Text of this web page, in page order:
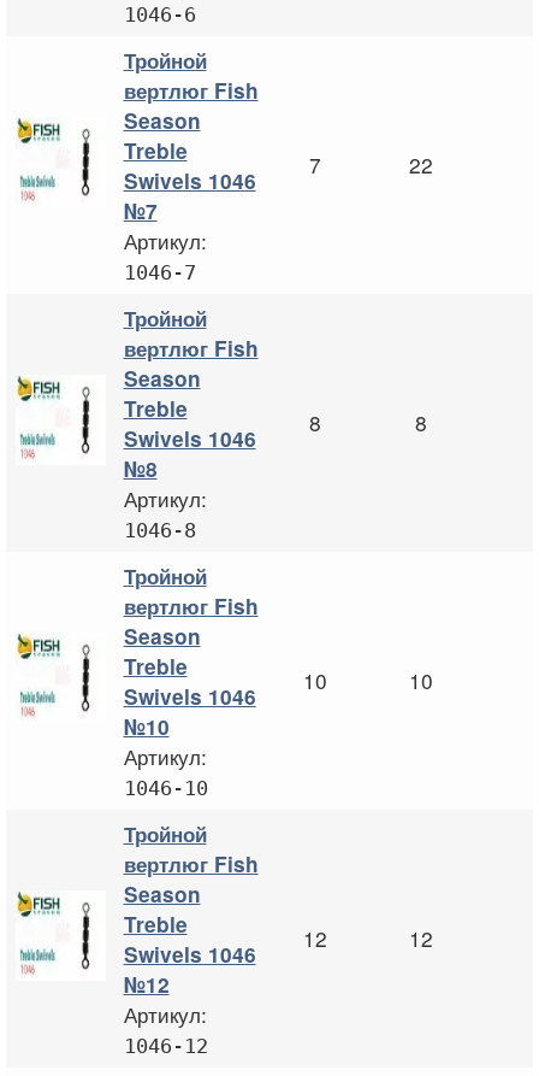
1046-6
Тройной
вертлюг Fish
Season
Treble
Swivels 1046
№7
Артикул:
1046-7
7 22
Тройной
вертлюг Fish
Season
Treble
Swivels 1046
№8
Артикул:
1046-8
8 8
Тройной
вертлюг Fish
Season
Treble
Swivels 1046
№10
Артикул:
1046-10
10 10
Тройной
вертлюг Fish
Season
Treble
Swivels 1046
№12
Артикул:
1046-12
12 12